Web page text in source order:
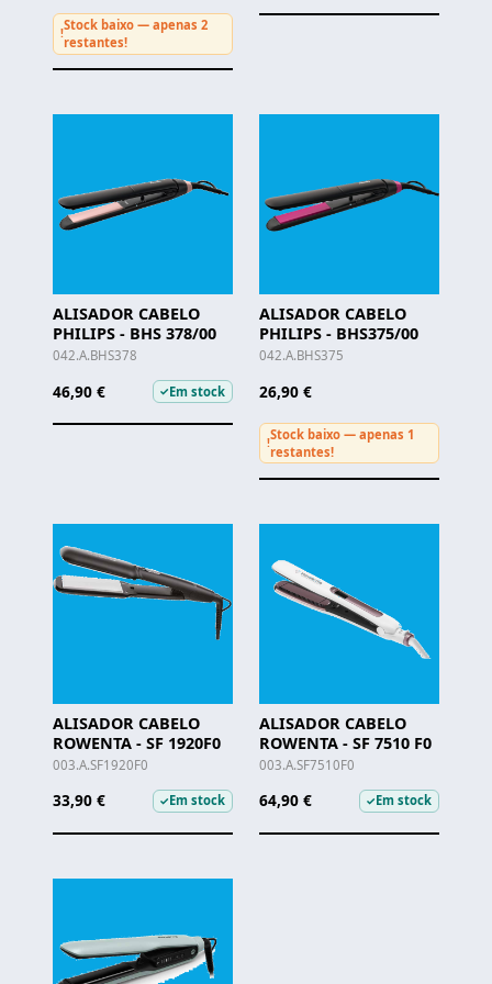
!
Stock baixo — apenas 2
restantes!
ALISADOR CABELO
PHILIPS - BHS 378/00
042.A.BHS378
46,90 € ✓Em stock
ALISADOR CABELO
PHILIPS - BHS375/00
042.A.BHS375
26,90 €
!
Stock baixo — apenas 1
restantes!
ALISADOR CABELO
ROWENTA - SF 1920F0
003.A.SF1920F0
33,90 € ✓Em stock
ALISADOR CABELO
ROWENTA - SF 7510 F0
003.A.SF7510F0
64,90 € ✓Em stock